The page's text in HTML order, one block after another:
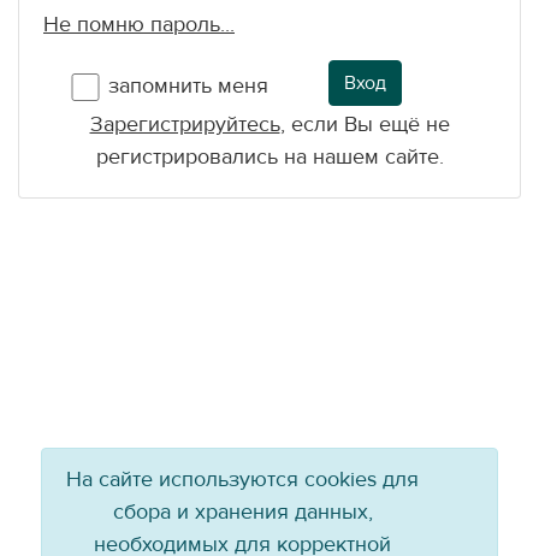
Не помню пароль...
запомнить меня Вход
Зарегистрируйтесь, если Вы ещё не
регистрировались на нашем сайте.
На сайте используются cookies для
сбора и хранения данных,
необходимых для корректной